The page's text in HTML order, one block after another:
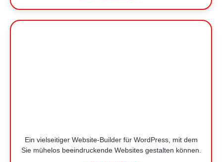
Ein vielseitiger Website-Builder für WordPress, mit dem
Sie mühelos beeindruckende Websites gestalten können.